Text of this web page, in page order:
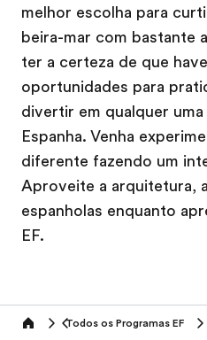
melhor escolha para
beira-mar com bastante
ter a certeza de que
oportunidades para
divertir em qualquer
Espanha. Venha
diferente fazendo um
Aproveite a arquitetura,
espanholas enquanto
EF.
home Todos os Programas EF